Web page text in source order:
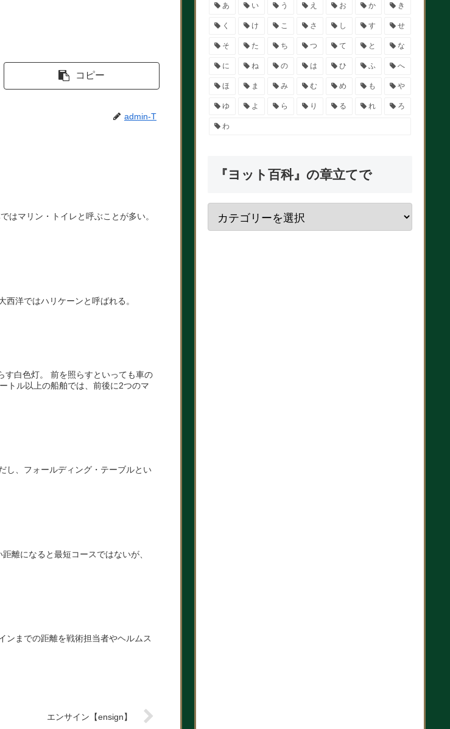
コピー
admin-T
はマリン・トイレと呼ぶことが多い。
洋ではハリケーンと呼ばれる。
いっても車の
トル以上の船舶では、前後に2つのマ
し、フォールディング・テーブルとい
離になると最短コースではないが、
ンまでの距離を戦術担当者やヘルムス
エンサイン【ensign】
あ い う え お か き
く け こ さ し す せ
そ た ち つ て と な
に ね の は ひ ふ へ
ほ ま み む め も や
ゆ よ ら り る れ ろ
わ
『ヨット百科』の章立てで